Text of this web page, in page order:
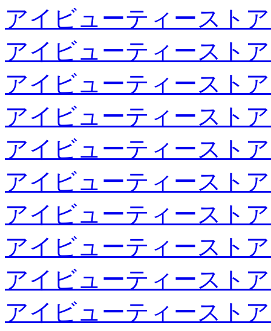
アイビューティースト
アイビューティースト
アイビューティースト
アイビューティースト
アイビューティースト
アイビューティースト
アイビューティースト
アイビューティースト
アイビューティースト
アイビューティースト